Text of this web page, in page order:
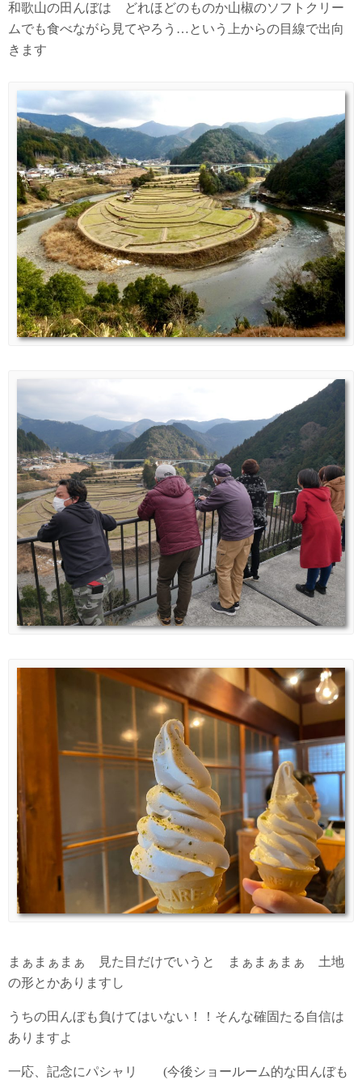
和歌山の田んぼは どれほどのものか山椒のソフトクリー
ムでも食べながら見てやろう…という上からの目線で出向
きます
まぁまぁまぁ 見た目だけでいうと まぁまぁまぁ 土地
の形とかありますし
うちの田んぼも負けてはいない！！そんな確固たる自信は
ありますよ
一応、記念にパシャリ (今後ショールーム的な田んぼも